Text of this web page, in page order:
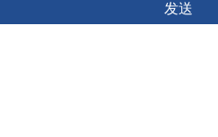
发送